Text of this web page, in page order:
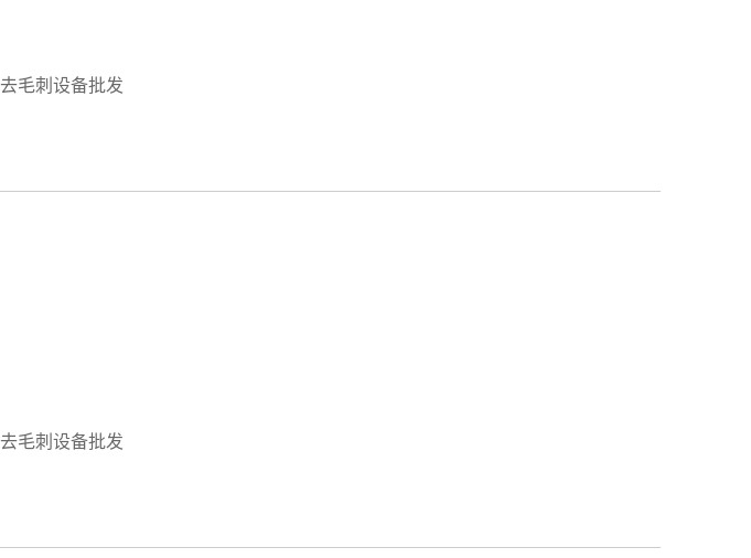
去毛刺设备批发
去毛刺设备批发